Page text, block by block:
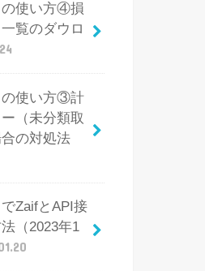
の使い方④損
覧のダウロ
の使い方③計
（未分類取
の対処法
ZaifとAPI接
（2023年1